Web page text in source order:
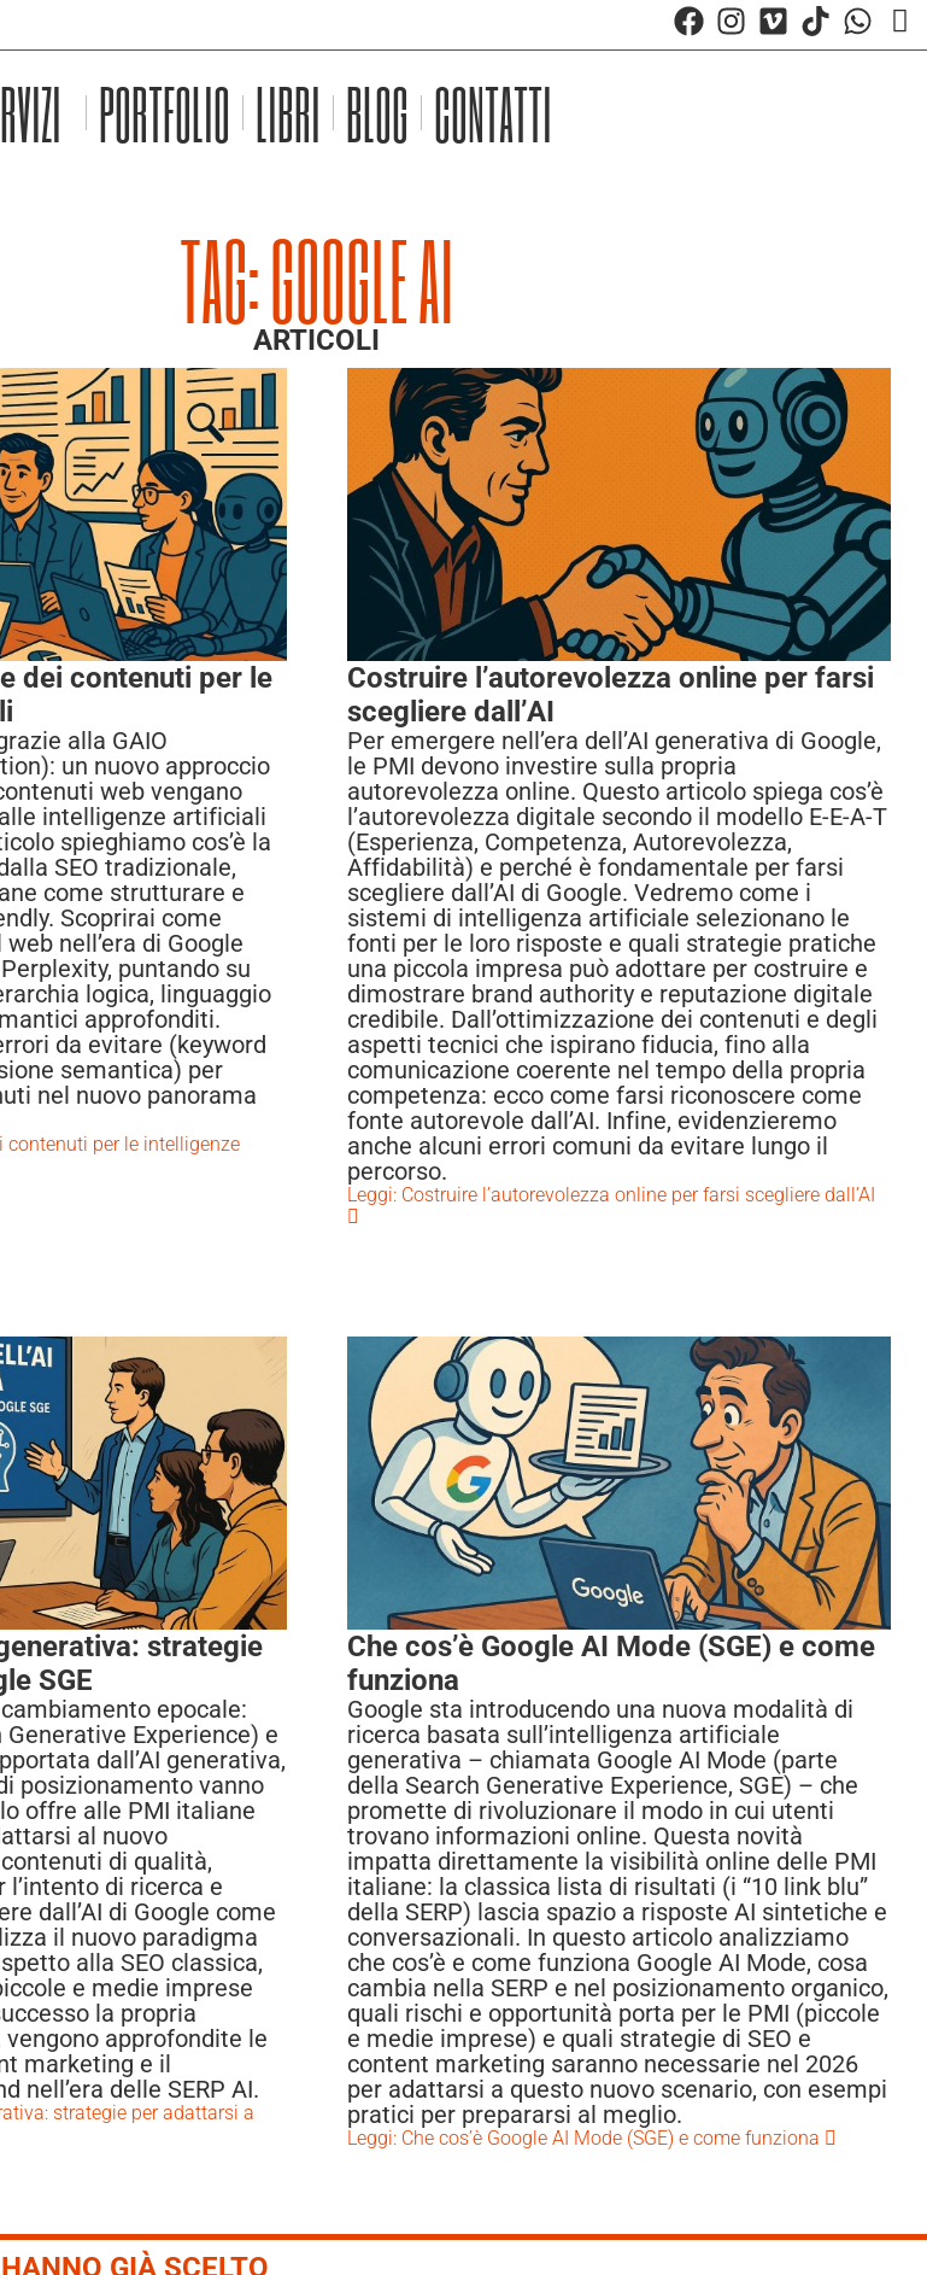
PORTFOLIO LIBRI BLOG CONTATTI
TAG: GOOGLE AI
ARTICOLI
dei contenuti per le
alla GAIO
un nuovo approccio
web vengano
intelligenze artificiali
spieghiamo cos’è la
SEO tradizionale,
come strutturare e
Scoprirai come
nell’era di Google
puntando su
logica, linguaggio
approfonditi.
da evitare (keyword
semantica) per
nel nuovo panorama
contenuti per le intelligenze
Costruire l’autorevolezza online per farsi
scegliere dall’AI
Per emergere nell’era dell’AI generativa di Google,
le PMI devono investire sulla propria
autorevolezza online. Questo articolo spiega cos’è
l’autorevolezza digitale secondo il modello E-E-A-T
(Esperienza, Competenza, Autorevolezza,
Affidabilità) e perché è fondamentale per farsi
scegliere dall’AI di Google. Vedremo come i
sistemi di intelligenza artificiale selezionano le
fonti per le loro risposte e quali strategie pratiche
una piccola impresa può adottare per costruire e
dimostrare brand authority e reputazione digitale
credibile. Dall’ottimizzazione dei contenuti e degli
aspetti tecnici che ispirano fiducia, fino alla
comunicazione coerente nel tempo della propria
competenza: ecco come farsi riconoscere come
fonte autorevole dall’AI. Infine, evidenzieremo
anche alcuni errori comuni da evitare lungo il
percorso.
Leggi: Costruire l’autorevolezza online per farsi scegliere dall’AI
strategie
SGE
epocale:
Generative Experience) e
dall’AI generativa,
posizionamento vanno
offre alle PMI italiane
al nuovo
di qualità,
di ricerca e
dall’AI di Google come
il nuovo paradigma
alla SEO classica,
e medie imprese
la propria
approfondite le
marketing e il
nell’era delle SERP AI.
strategie per adattarsi a
Che cos’è Google AI Mode (SGE) e come
funziona
Google sta introducendo una nuova modalità di
ricerca basata sull’intelligenza artificiale
generativa – chiamata Google AI Mode (parte
della Search Generative Experience, SGE) – che
promette di rivoluzionare il modo in cui utenti
trovano informazioni online. Questa novità
impatta direttamente la visibilità online delle PMI
italiane: la classica lista di risultati (i “10 link blu”
della SERP) lascia spazio a risposte AI sintetiche e
conversazionali. In questo articolo analizziamo
che cos’è e come funziona Google AI Mode, cosa
cambia nella SERP e nel posizionamento organico,
quali rischi e opportunità porta per le PMI (piccole
e medie imprese) e quali strategie di SEO e
content marketing saranno necessarie nel 2026
per adattarsi a questo nuovo scenario, con esempi
pratici per prepararsi al meglio.
Leggi: Che cos’è Google AI Mode (SGE) e come funziona
GIÀ SCELTO